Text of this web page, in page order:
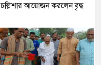
চল্লিশার আয়োজন করলেন বৃদ্ধ